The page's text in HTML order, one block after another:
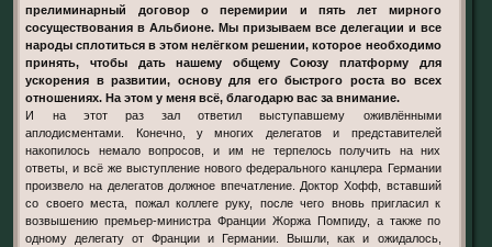
прелиминарный договор о перемирии и пять лет мирного
сосуществования в Альбионе. Мы призываем все делегации и все
народы сплотиться в этом нелёгком решении, которое необходимо
принять, чтобы дать нашему общему Союзу платформу для
ускорения в развитии, основу для его быстрого роста во всех
отношениях. На этом у меня всё, благодарю вас за внимание.
И на этот раз зал ответил выступавшему оживлёнными
аплодисментами. Конечно, у многих делегатов и представителей
накопилось немало вопросов, и им не терпелось получить на них
ответы, и всё же выступление нового федерального канцлера Германии
произвело на делегатов должное впечатление. Доктор Хофф, вставший
со своего места, пожал коллеге руку, после чего вновь пригласил к
возвышению премьер-министра Франции Жоржа Помпиду, а также по
одному делегату от Франции и Германии. Вышли, как и ожидалось,